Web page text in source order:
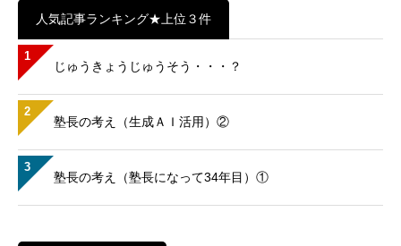
人気記事ランキング★上位３件
1
じゅうきょうじゅうそう・・・？
2
塾長の考え（生成ＡＩ活用）②
3
塾長の考え（塾長になって34年目）①